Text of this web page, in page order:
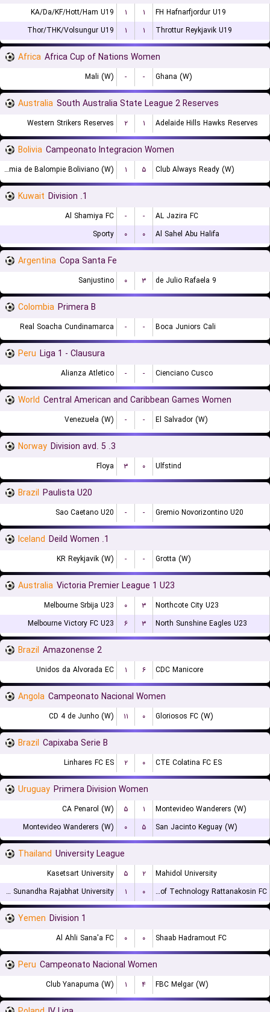
KA/Da/KF/Hott/Ham U19 ۱ ۱
FH Hafnarfjordur U19
Thor/THK/Volsungur U19
۱ ۱ Throttur Reykjavik U19
Africa Africa Cup of Nations Women
Mali (W) - - Ghana (W)
Australia South Australia State League 2 Reserves
Western Strikers Reserves ۲ ۱ Adelaide Hills Hawks Reserves
Bolivia Campeonato Integracion Women
Academia de Balompie Boliviano (W) ۱ ۵ Club Always Ready (W)
Kuwait 1. Division
Al Shamiya FC - -
AL Jazira FC
Sporty
۰ ۰ Al Sahel Abu Halifa
Argentina Copa Santa Fe
Sanjustino ۰ ۳ 9 de Julio Rafaela
Colombia Primera B
Real Soacha Cundinamarca - - Boca Juniors Cali
Peru Liga 1 - Clausura
Alianza Atletico - - Cienciano Cusco
World Central American and Caribbean Games Women
Venezuela (W) - - El Salvador (W)
Norway 3. Division avd. 5
Floya ۳ ۰ Ulfstind
Brazil Paulista U20
Sao Caetano U20 - - Gremio Novorizontino U20
Iceland 1. Deild Women
KR Reykjavik (W) - - Grotta (W)
Australia Victoria Premier League 1 U23
Melbourne Srbija U23 ۰ ۳
Northcote City U23
Melbourne Victory FC U23
۶ ۳ North Sunshine Eagles U23
Brazil Amazonense 2
Unidos da Alvorada EC ۱ ۶ CDC Manicore
Angola Campeonato Nacional Women
CD 4 de Junho (W) ۱۱ ۰ Gloriosos FC (W)
Brazil Capixaba Serie B
Linhares FC ES ۲ ۰ CTE Colatina FC ES
Uruguay Primera Division Women
CA Penarol (W) ۵ ۱
Montevideo Wanderers (W)
Montevideo Wanderers (W)
۰ ۵ San Jacinto Keguay (W)
Thailand University League
Kasetsart University ۵ ۲
Mahidol University
Suan Sunandha Rajabhat University
۱ ۰ Rajamangala University of Technology Rattanakosin FC
Yemen Division 1
Al Ahli Sana'a FC ۰ ۰ Shaab Hadramout FC
Peru Campeonato Nacional Women
Club Yanapuma (W) ۱ ۴ FBC Melgar (W)